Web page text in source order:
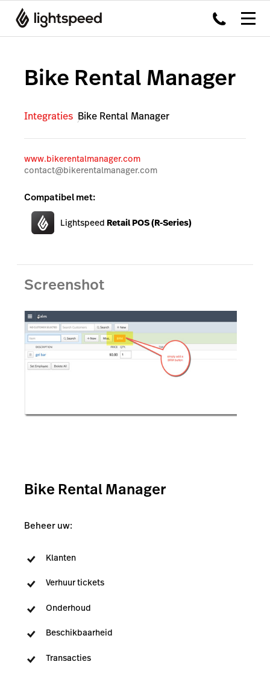
Bike Rental Manager
Integraties Bike Rental Manager
www.bikerentalmanager.com
contact@bikerentalmanager.com
Compatibel met:
Lightspeed Retail POS (R-Series)
Screenshot
Bike Rental Manager
Beheer uw:
Klanten
Verhuur tickets
Onderhoud
Beschikbaarheid
Transacties